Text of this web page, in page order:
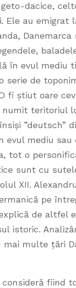
dacice,
Ele au
în evul
serie de
fi știut oare
teritoriul
”deutsch”
evul mediu
tot o
sunt cu
XII.
pe
de altfel
istoric.
mai multe țări
consideră fiind